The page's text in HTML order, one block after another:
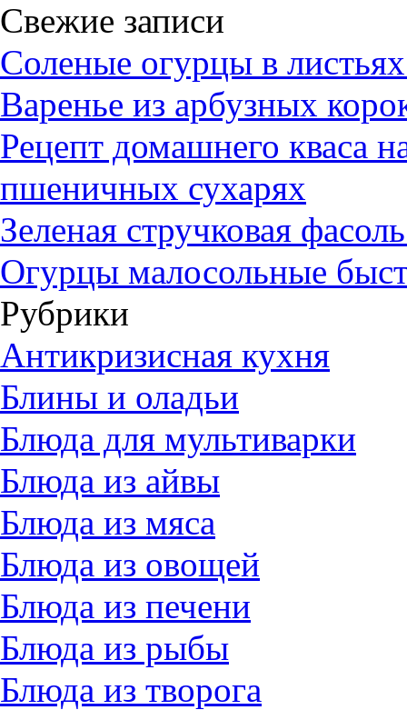
Свежие записи
Соленые огурцы в
Варенье из арбузных
Рецепт домашнего кваса
пшеничных сухарях
Зеленая стручковая
Огурцы малосольные
Рубрики
Антикризисная кухня
Блины и оладьи
Блюда для мультиварки
Блюда из айвы
Блюда из мяса
Блюда из овощей
Блюда из печени
Блюда из рыбы
Блюда из творога